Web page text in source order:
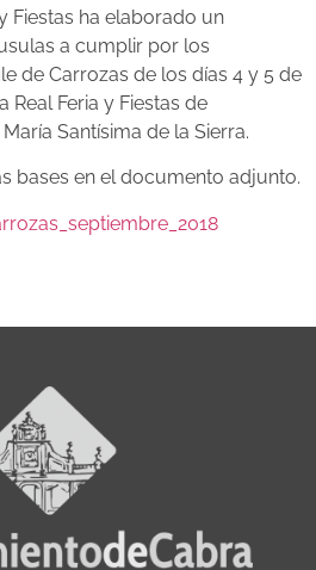
Fiestas ha elaborado un
a cumplir por los
de Carrozas de los días 4 y 5 de
Feria y Fiestas de
Santísima de la Sierra.
bases en el documento adjunto.